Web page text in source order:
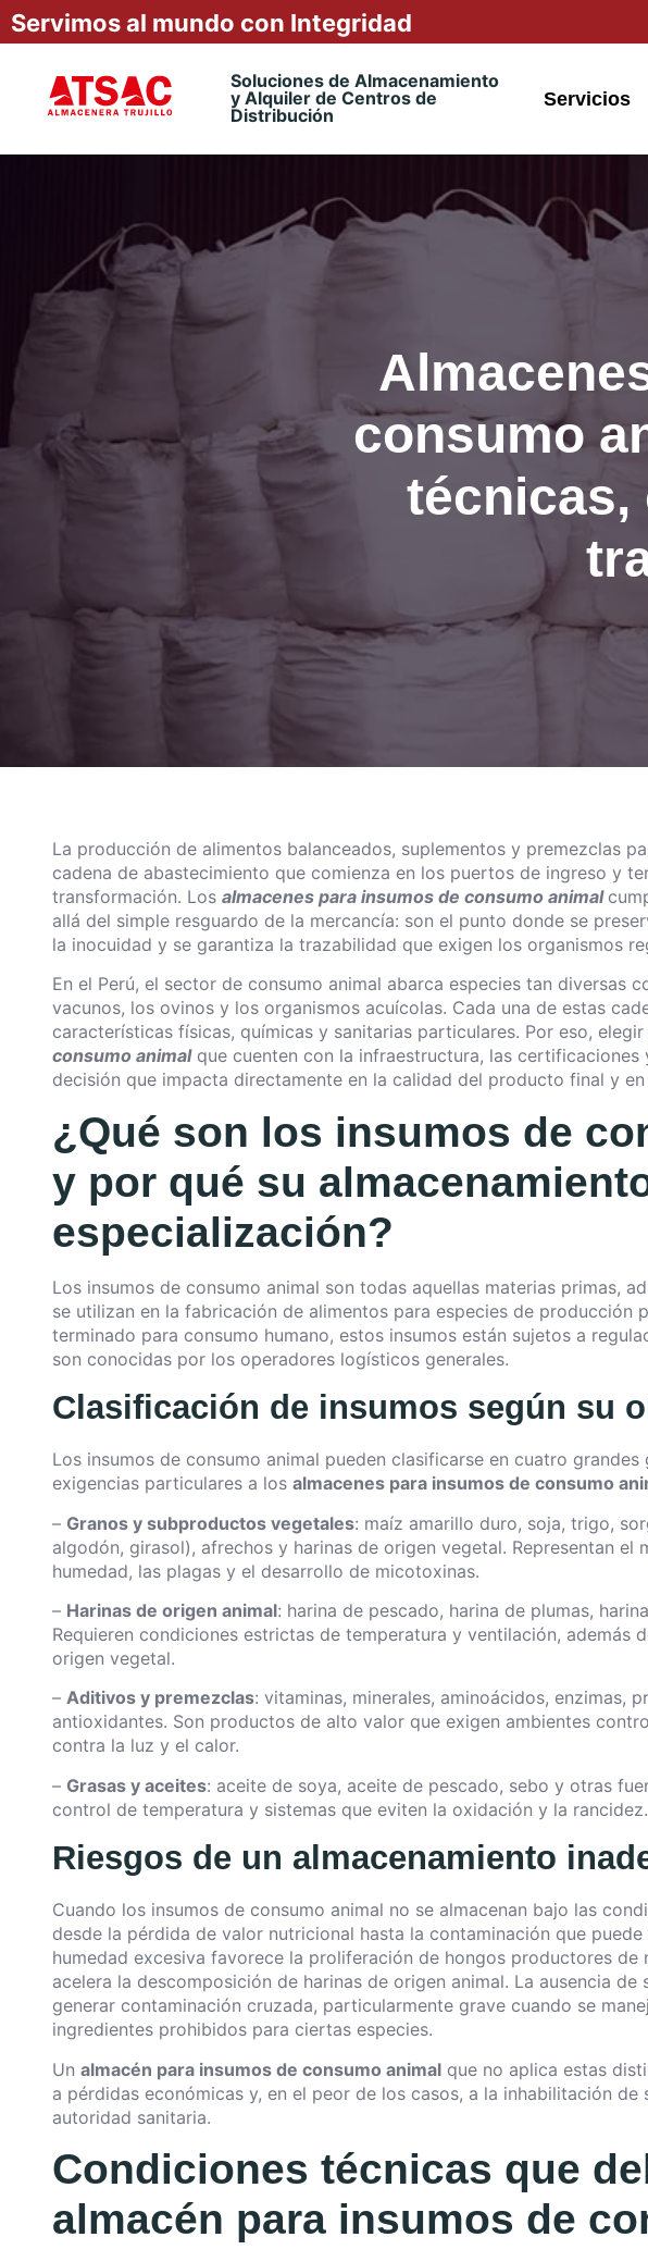
Servimos al mundo con Integridad
Soluciones de Almacenamiento
y Alquiler de Centros de
Distribución
Servicios
consumo
La producción de alimentos balanceados, suplementos y premezclas
cadena de abastecimiento que comienza en los puertos de ingreso y
transformación. Los almacenes para insumos de consumo animal
allá del simple resguardo de la mercancía: son el punto donde se
la inocuidad y se garantiza la trazabilidad que exigen los organismos
En el Perú, el sector de consumo animal abarca especies tan diversas
vacunos, los ovinos y los organismos acuícolas. Cada una de estas
características físicas, químicas y sanitarias particulares. Por eso, elegir
consumo animalque cuenten con la infraestructura, las certificaciones
decisión que impacta directamente en la calidad del producto final y
¿Qué son los insumos de
y por qué su
especialización?
Los insumos de consumo animal son todas aquellas materias primas,
se utilizan en la fabricación de alimentos para especies de producción
terminado para consumo humano, estos insumos están sujetos a
son conocidas por los operadores logísticos generales.
Clasificación de insumos según su
Los insumos de consumo animal pueden clasificarse en cuatro
exigencias particulares a los almacenes para insumos de consumo
– Granos y subproductos vegetales: maíz amarillo duro, soja, trigo,
algodón, girasol), afrechos y harinas de origen vegetal. Representan el
humedad, las plagas y el desarrollo de micotoxinas.
– Harinas de origen animal: harina de pescado, harina de plumas,
Requieren condiciones estrictas de temperatura y ventilación, además
origen vegetal.
– Aditivos y premezclas: vitaminas, minerales, aminoácidos, enzimas,
antioxidantes. Son productos de alto valor que exigen ambientes
contra la luz y el calor.
– Grasas y aceites: aceite de soya, aceite de pescado, sebo y otras
control de temperatura y sistemas que eviten la oxidación y la rancidez.
Riesgos de un almacenamiento
Cuando los insumos de consumo animal no se almacenan bajo las
desde la pérdida de valor nutricional hasta la contaminación que
humedad excesiva favorece la proliferación de hongos productores
acelera la descomposición de harinas de origen animal. La ausencia de
generar contaminación cruzada, particularmente grave cuando se
ingredientes prohibidos para ciertas especies.
Un almacén para insumos de consumo animal que no aplica estas
a pérdidas económicas y, en el peor de los casos, a la inhabilitación
autoridad sanitaria.
Condiciones técnicas que
almacén para insumos de